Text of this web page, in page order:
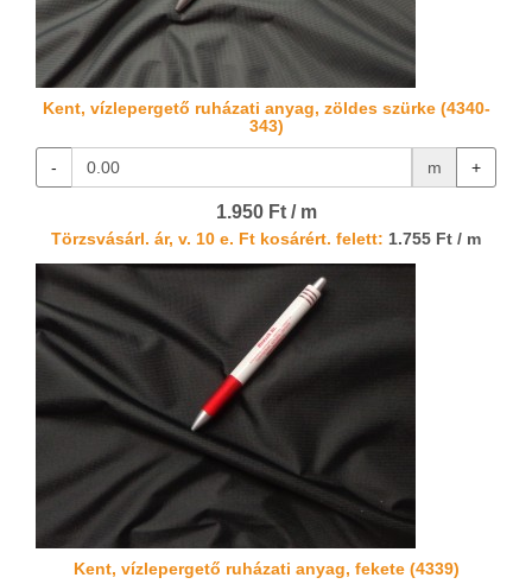
Kent, vízlepergető ruházati anyag, zöldes szürke (4340-
343)
- m +
1.950 Ft / m
Törzsvásárl. ár, v. 10 e. Ft kosárért. felett: 1.755 Ft / m
Kent, vízlepergető ruházati anyag, fekete (4339)